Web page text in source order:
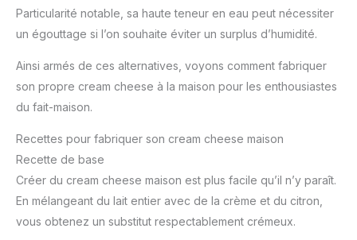
Particularité notable, sa haute teneur en eau peut nécessiter
un égouttage si l’on souhaite éviter un surplus d’humidité.
Ainsi armés de ces alternatives, voyons comment fabriquer
son propre cream cheese à la maison pour les enthousiastes
du fait-maison.
Recettes pour fabriquer son cream cheese maison
Recette de base
Créer du cream cheese maison est plus facile qu’il n’y paraît.
En mélangeant du lait entier avec de la crème et du citron,
vous obtenez un substitut respectablement crémeux.